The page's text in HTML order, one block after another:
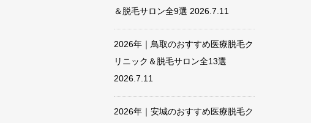
＆脱毛サロン全9選 2026.7.11
2026年｜鳥取のおすすめ医療脱毛ク
リニック＆脱毛サロン全13選
2026.7.11
2026年｜安城のおすすめ医療脱毛ク